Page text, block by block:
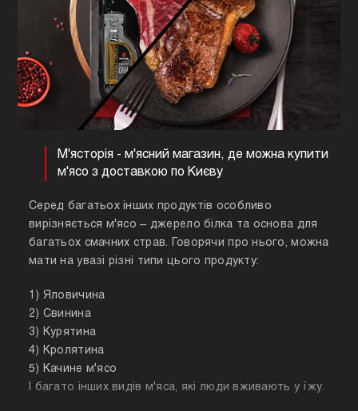
М'ясторія - м'ясний магазин, де можна купити
м'ясо з доставкою по Києву
Серед багатьох інших продуктів особливо
вирізняється м'ясо – джерело білка та основа для
багатьох смачних страв. Говорячи про нього, можна
мати на увазі різні типи цього продукту:
1) Яловичина
2) Свинина
3) Курятина
4) Кролятина
5) Качине м'ясо
І багато інших видів м'яса, які люди вживають у їжу.